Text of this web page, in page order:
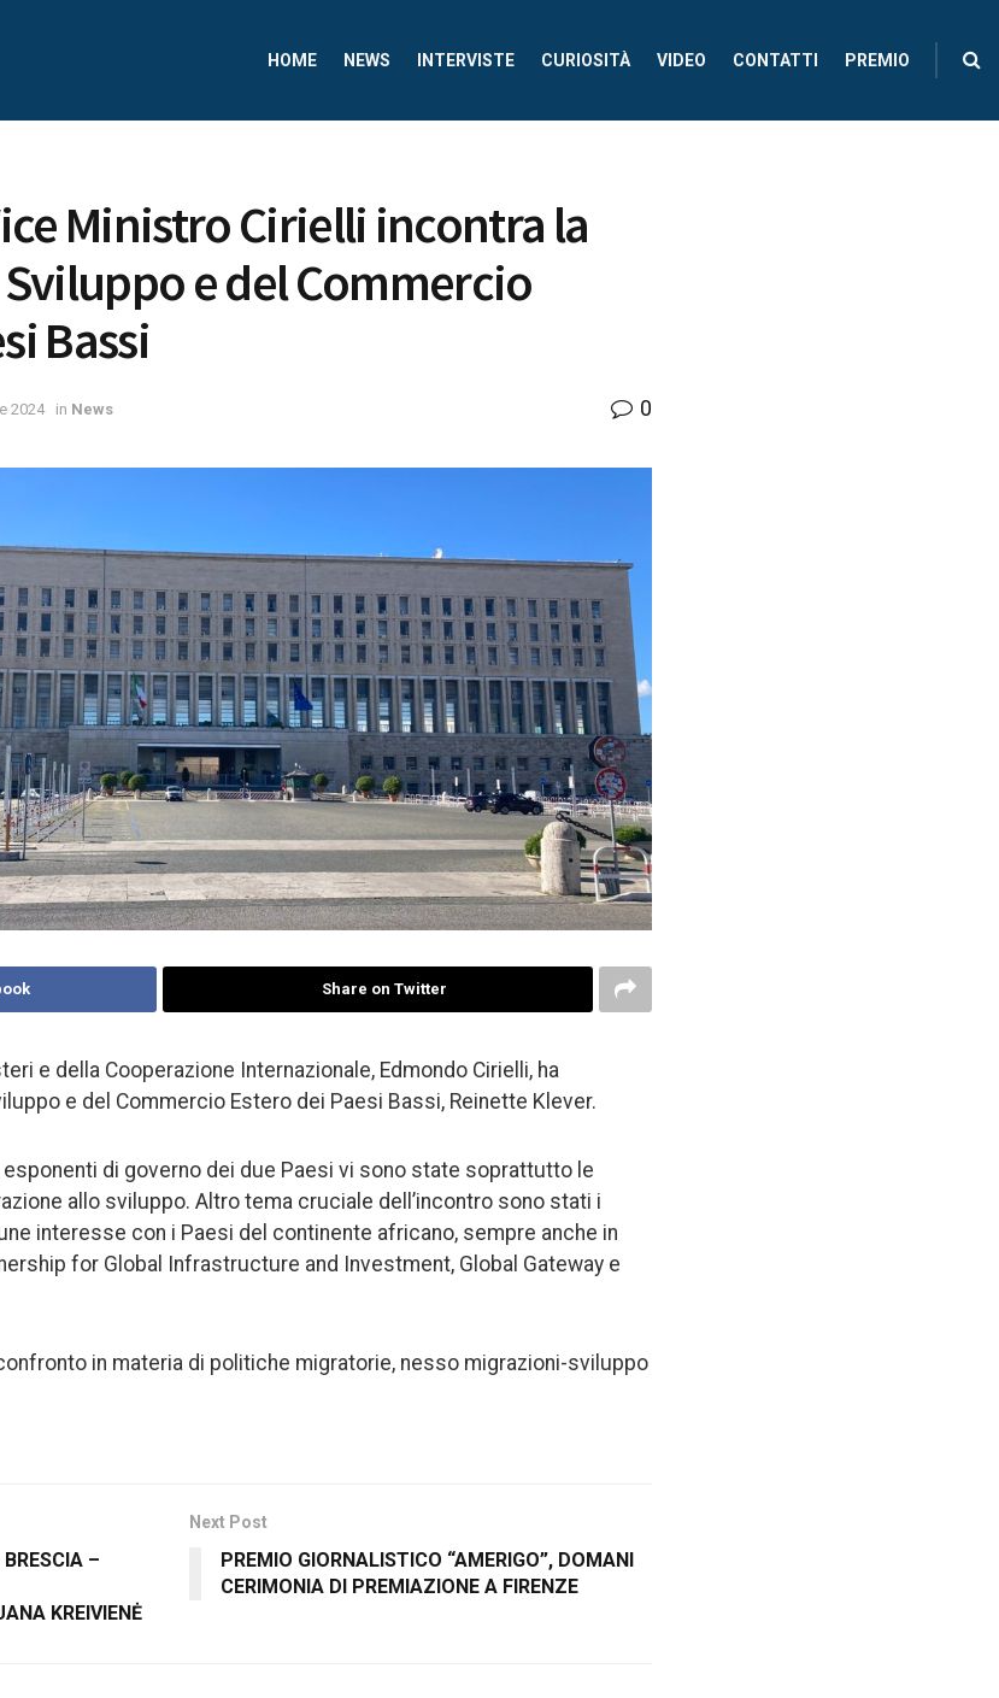
HOME NEWS INTERVISTE CURIOSITÀ VIDEO CONTATTI PREMIO
Ministro Cirielli incontra la
e del Commercio
Bassi
2024 in News 0
Share on Twitter
e della Cooperazione Internazionale, Edmondo Cirielli, ha
e del Commercio Estero dei Paesi Bassi, Reinette Klever.
di governo dei due Paesi vi sono state soprattutto le
allo sviluppo. Altro tema cruciale dell’incontro sono stati i
interesse con i Paesi del continente africano, sempre anche in
for Global Infrastructure and Investment, Global Gateway e
in materia di politiche migratorie, nesso migrazioni-sviluppo
–
KREIVIENĖ
Next Post
PREMIO GIORNALISTICO “AMERIGO”, DOMANI
CERIMONIA DI PREMIAZIONE A FIRENZE